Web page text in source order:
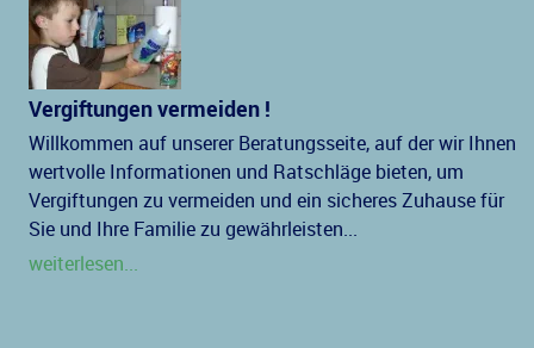
Vergiftungen vermeiden !
Willkommen auf unserer Beratungsseite, auf der wir Ihnen
wertvolle Informationen und Ratschläge bieten, um
Vergiftungen zu vermeiden und ein sicheres Zuhause für
Sie und Ihre Familie zu gewährleisten...
weiterlesen...